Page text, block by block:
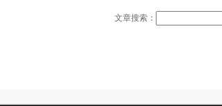
文章搜索：